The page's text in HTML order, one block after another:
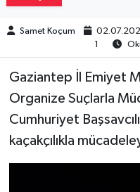
Samet Koçum
1
Gaziantep İl Emiyet
Organize Suçlarla
Cumhuriyet
kaçakçılıkla
Teknoloji
Türkiye